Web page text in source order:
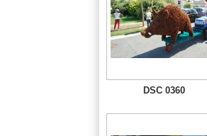
DSC 0360